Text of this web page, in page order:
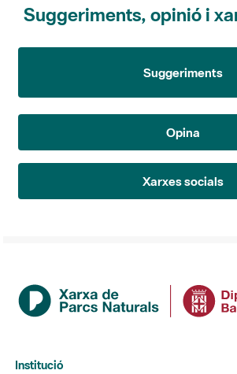
Suggeriments, opinió i
Suggeriments
Opina
Xarxes socials
Institució